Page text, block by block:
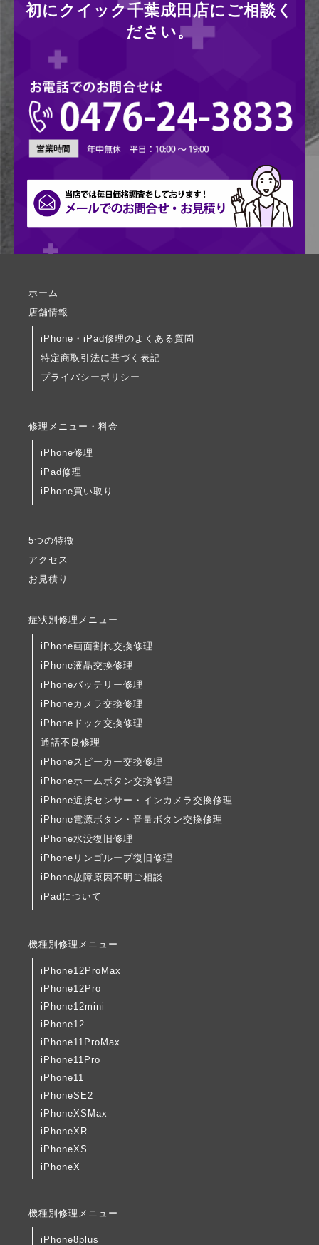
初にクイック千葉成田店にご相談く
ださい。
ホーム
店舗情報
iPhone・iPad修理のよくある質問
特定商取引法に基づく表記
プライバシーポリシー
修理メニュー・料金
iPhone修理
iPad修理
iPhone買い取り
5つの特徴
アクセス
お見積り
症状別修理メニュー
iPhone画面割れ交換修理
iPhone液晶交換修理
iPhoneバッテリー修理
iPhoneカメラ交換修理
iPhoneドック交換修理
通話不良修理
iPhoneスピーカー交換修理
iPhoneホームボタン交換修理
iPhone近接センサー・インカメラ交換修理
iPhone電源ボタン・音量ボタン交換修理
iPhone水没復旧修理
iPhoneリンゴループ復旧修理
iPhone故障原因不明ご相談
iPadについて
機種別修理メニュー
iPhone12ProMax
iPhone12Pro
iPhone12mini
iPhone12
iPhone11ProMax
iPhone11Pro
iPhone11
iPhoneSE2
iPhoneXSMax
iPhoneXR
iPhoneXS
iPhoneX
機種別修理メニュー
iPhone8plus